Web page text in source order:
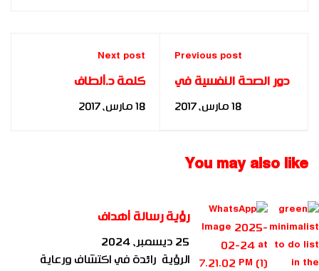
Previous post
دور الصحة النفسية في
18 مارس، 2017
Next post
كلمة د.ألطاف
18 مارس، 2017
You may also like
رؤية رسالة أهداف
25 ديسمبر، 2024
الرؤية رائدة في اكتشاف ورعاية